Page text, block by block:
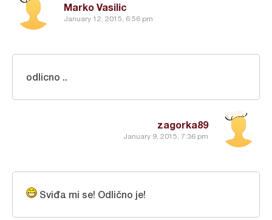
Marko Vasilic
January 12, 2015, 6:56 pm
zagorka89
January 9, 2015, 7:36 pm
odlicno ..
Sviđa mi se! Odlično je!